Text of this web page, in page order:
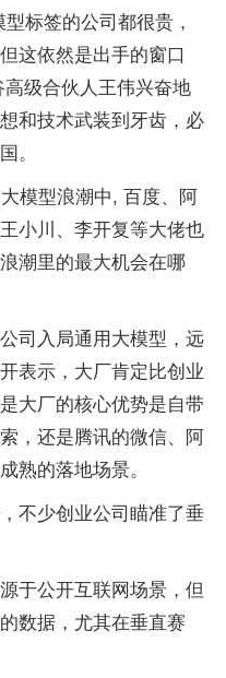
标签的公司都很贵，
这依然是出手的窗口
级合伙人王伟兴奋地
和技术武装到牙齿，必
。
模型浪潮中, 百度、阿
小川、李开复等大佬也
潮里的最大机会在哪
司入局通用大模型，远
表示，大厂肯定比创业
大厂的核心优势是自带
，还是腾讯的微信、阿
熟的落地场景。
不少创业公司瞄准了垂
于公开互联网场景，但
数据，尤其在垂直赛